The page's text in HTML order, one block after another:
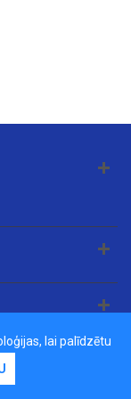
lai palīdzētu